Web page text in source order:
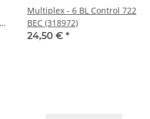
Multiplex - 6 BL Control 722
BEC (318972)
24,50 € *